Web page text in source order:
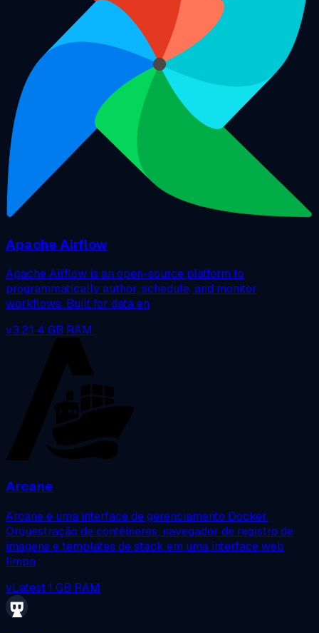
Apache Airflow
Apache Airflow is an open-source platform to
programmatically author, schedule, and monitor
workflows. Built for data en
v3.2.1 4 GB RAM
Arcane
Arcane é uma interface de gerenciamento Docker.
Orquestração de contêineres, navegador de registro de
imagens e templates de stack em uma interface web
limpa
vLatest1 GB RAM